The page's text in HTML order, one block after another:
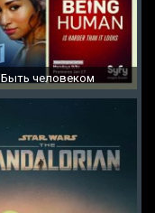
Быть человеком